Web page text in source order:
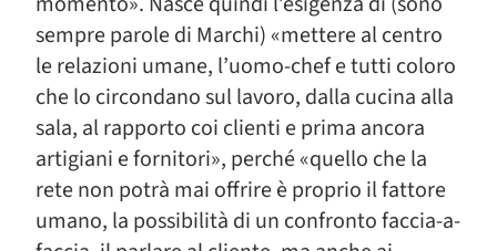
sempre parole di Marchi) «mettere al centro
le relazioni umane, l’uomo-chef e tutti coloro
che lo circondano sul lavoro, dalla cucina alla
sala, al rapporto coi clienti e prima ancora
artigiani e fornitori», perché «quello che la
rete non potrà mai offrire è proprio il fattore
umano, la possibilità di un confronto faccia-a-